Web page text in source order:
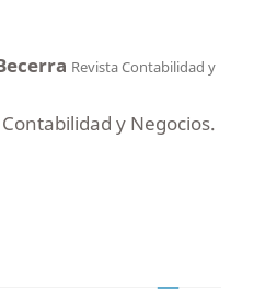
Revista Contabilidad y
y Negocios.